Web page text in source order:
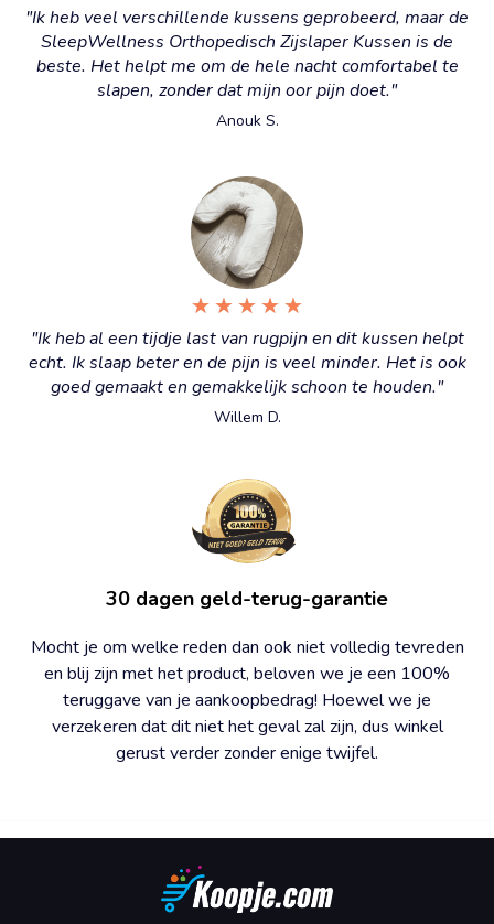
"Ik heb veel verschillende kussens geprobeerd, maar de
SleepWellness Orthopedisch Zijslaper Kussen is de
beste. Het helpt me om de hele nacht comfortabel te
slapen, zonder dat mijn oor pijn doet."
Anouk S.
★ ★ ★ ★ ★
"Ik heb al een tijdje last van rugpijn en dit kussen helpt
echt. Ik slaap beter en de pijn is veel minder. Het is ook
goed gemaakt en gemakkelijk schoon te houden."
Willem D.
30 dagen geld-terug-garantie
Mocht je om welke reden dan ook niet volledig tevreden
en blij zijn met het product, beloven we je een 100%
teruggave van je aankoopbedrag! Hoewel we je
verzekeren dat dit niet het geval zal zijn, dus winkel
gerust verder zonder enige twijfel.